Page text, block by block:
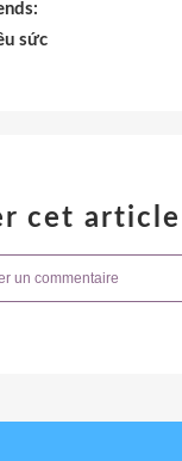
sức
cet article
un commentaire